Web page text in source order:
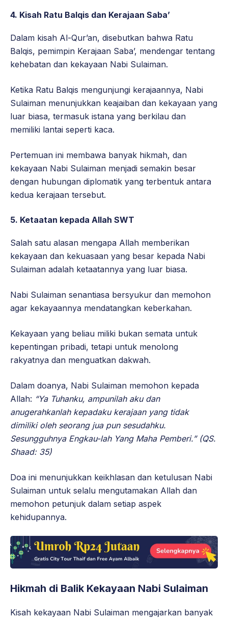
4. Kisah Ratu Balqis dan Kerajaan Saba’
Dalam kisah Al-Qur’an, disebutkan bahwa Ratu
Balqis, pemimpin Kerajaan Saba’, mendengar tentang
kehebatan dan kekayaan Nabi Sulaiman.
Ketika Ratu Balqis mengunjungi kerajaannya, Nabi
Sulaiman menunjukkan keajaiban dan kekayaan yang
luar biasa, termasuk istana yang berkilau dan
memiliki lantai seperti kaca.
Pertemuan ini membawa banyak hikmah, dan
kekayaan Nabi Sulaiman menjadi semakin besar
dengan hubungan diplomatik yang terbentuk antara
kedua kerajaan tersebut.
5. Ketaatan kepada Allah SWT
Salah satu alasan mengapa Allah memberikan
kekayaan dan kekuasaan yang besar kepada Nabi
Sulaiman adalah ketaatannya yang luar biasa.
Nabi Sulaiman senantiasa bersyukur dan memohon
agar kekayaannya mendatangkan keberkahan.
Kekayaan yang beliau miliki bukan semata untuk
kepentingan pribadi, tetapi untuk menolong
rakyatnya dan menguatkan dakwah.
Dalam doanya, Nabi Sulaiman memohon kepada
Allah: “Ya Tuhanku, ampunilah aku dan
anugerahkanlah kepadaku kerajaan yang tidak
dimiliki oleh seorang jua pun sesudahku.
Sesungguhnya Engkau-lah Yang Maha Pemberi.” (QS.
Shaad: 35)
Doa ini menunjukkan keikhlasan dan ketulusan Nabi
Sulaiman untuk selalu mengutamakan Allah dan
memohon petunjuk dalam setiap aspek
kehidupannya.
Hikmah di Balik Kekayaan Nabi Sulaiman
Kisah kekayaan Nabi Sulaiman mengajarkan banyak